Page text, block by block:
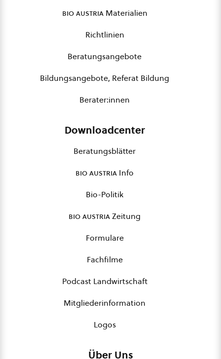
bio austriaMaterialien
Richtlinien
Beratungsangebote
Bildungsangebote, Referat Bildung
Berater:innen
Downloadcenter
Beratungsblätter
bio austria Info
Bio-Politik
bio austriaZeitung
Formulare
Fachfilme
Podcast Landwirtschaft
Mitgliederinformation
Logos
Über Uns